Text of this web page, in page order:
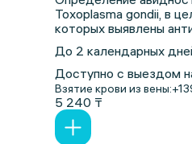
Toxoplasma gondii, в
которых выявлены
До 2 календарных
Доступно с выездом
Взятие крови из вены:
5 240 ₸